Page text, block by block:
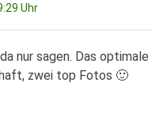
Uhr
nur sagen. Das optimale
zwei top Fotos 🙂